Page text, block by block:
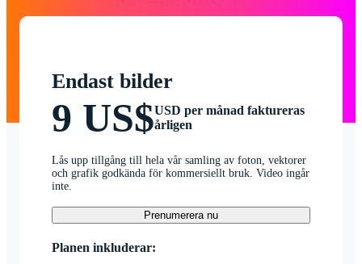
Endast bilder
9 US$USD per månad faktureras
årligen
Lås upp tillgång till hela vår samling av foton, vektorer
och grafik godkända för kommersiellt bruk. Video ingår
inte.
Prenumerera nu
Planen inkluderar: